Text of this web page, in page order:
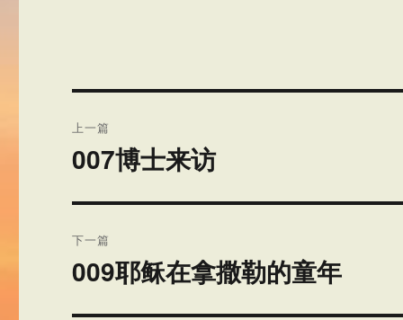
章
上一篇
上
文
007博士来访
下一篇
下
009耶稣在拿撒勒的童年